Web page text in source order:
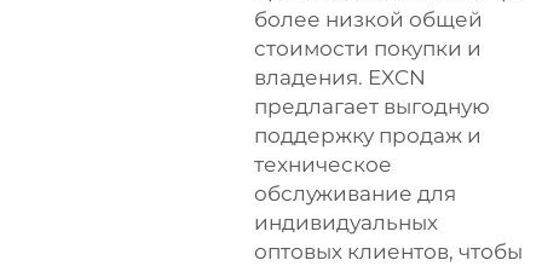
более низкой общей
стоимости покупки и
владения. EXCN
предлагает выгодную
поддержку продаж и
техническое
обслуживание для
индивидуальных
оптовых клиентов, чтобы